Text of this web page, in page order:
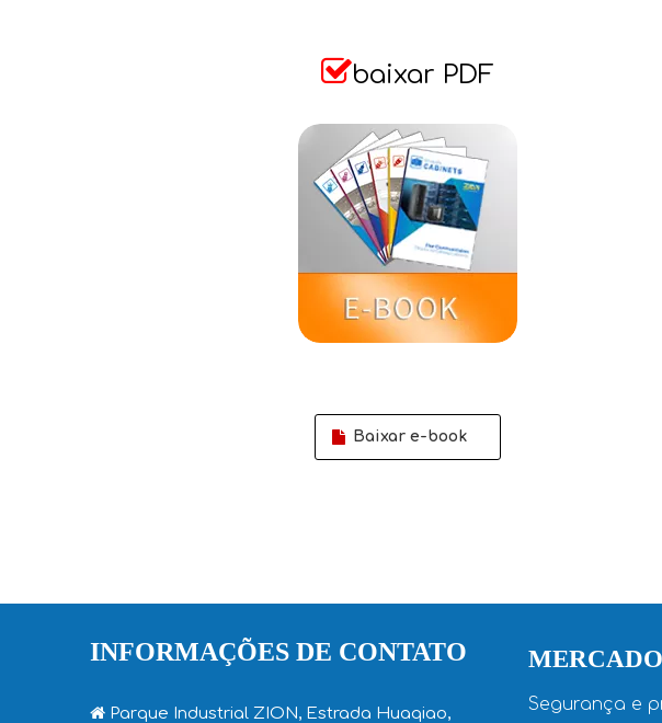
baixar PDF
Baixar e-book
INFORMAÇÕES DE CONTATO
 Parque Industrial ZION, Estrada Huaqiao, Segurança e